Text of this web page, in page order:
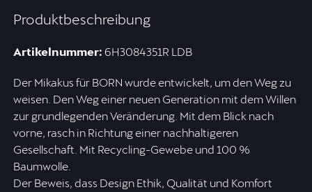
Produktbeschreibung
Artikelnummer: 6H3084351R LDB
Der Mikakus für BORN wurde entwickelt, um den Weg zu
weisen. Den Weg einer neuen Generation mit dem Willen
zur grundlegenden Veränderung. Mit dem Blick nach
vorne, rasch in Richtung einer nachhaltigeren
Gesellschaft. Mit Recycling-Gewebe und 100 %
Baumwolle.
Der Beweis, dass Design Ethik, Qualität und Komfort